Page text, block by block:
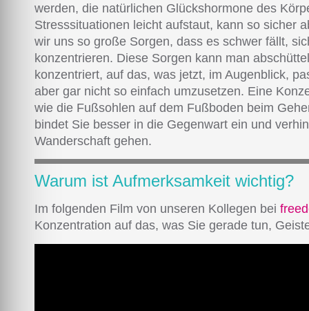
werden, die natürlichen Glückshormone des
Stresssituationen leicht aufstaut, kann so sicher
wir uns so große Sorgen, dass es schwer fällt,
konzentrieren. Diese Sorgen kann man
konzentriert, auf das, was jetzt, im Augenblick,
aber gar nicht so einfach umzusetzen. Eine
wie die Fußsohlen auf dem Fußboden beim
bindet Sie besser in die Gegenwart ein und
Wanderschaft gehen.
Warum ist Aufmerksamkeit wichtig?
Im folgenden Film von unseren Kollegen bei
Konzentration auf das, was Sie gerade tun,